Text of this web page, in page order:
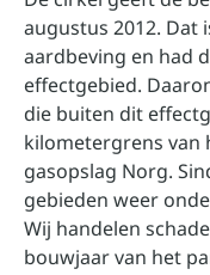
augustus 2012. Dat
aardbeving en had
effectgebied.
die buiten dit
kilometergrens van
gasopslag Norg.
gebieden weer
Wij handelen
bouwjaar van het